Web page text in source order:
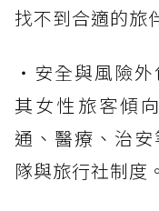
找不到合適的旅
・安全與風險
其女性旅客傾
通、醫療、治
隊與旅行社制度。